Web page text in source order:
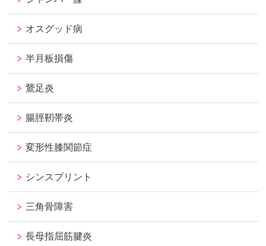
オスグッド病
半月板損傷
鵞足炎
腸脛靭帯炎
変形性膝関節症
シンスプリント
三角骨障害
長母指屈筋腱炎